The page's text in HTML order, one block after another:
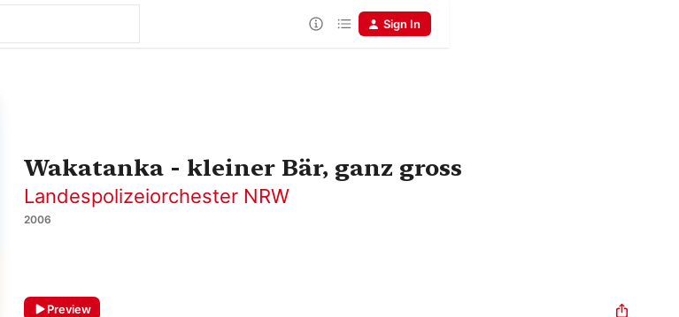
Sign In
Wakatanka - kleiner Bär, ganz gross
Landespolizeiorchester NRW
2006
Preview